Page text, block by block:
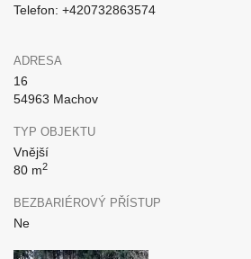
Telefon: +420732863574
ADRESA
16
54963 Machov
TYP OBJEKTU
Vnější
80 m2
BEZBARIÉROVÝ PŘÍSTUP
Ne